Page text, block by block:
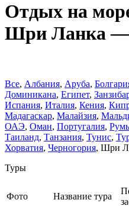
Отдых на
Шри Ланка —
Все, Албания, Аруба,
Доминиканa, Египет,
Испания, Италия, Кения,
Мадагаскар, Малайзия,
ОАЭ, Оман, Португалия,
Таиланд, Танзания, Тунис,
Хорватия, Черногория, Шри
Туры
Фото Название тура